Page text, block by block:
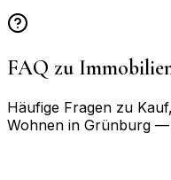
FAQ zu
Häufige Fragen zu
Wohnen in Grünburg —